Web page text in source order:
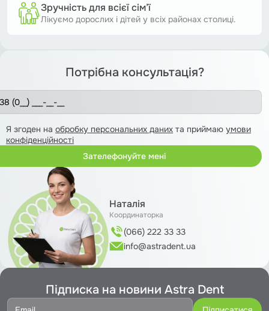
Зручність для всієї сім’ї
Лікуємо дорослих і дітей у всіх районах столиці.
Потрібна консультація?
Я згоден наобробку персональних даних та приймаюумови
конфіденційності
Наталія
Координаторка
(066) 222 33 33
info@astradent.ua
Підписка на новини Astra Dent